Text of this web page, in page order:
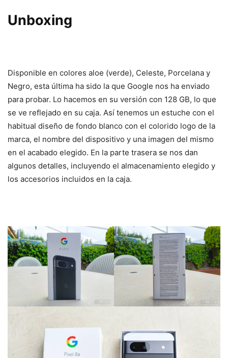
Unboxing
Disponible en colores aloe (verde), Celeste, Porcelana y
Negro, esta última ha sido la que Google nos ha enviado
para probar. Lo hacemos en su versión con 128 GB, lo que
se ve reflejado en su caja. Así tenemos un estuche con el
habitual diseño de fondo blanco con el colorido logo de la
marca, el nombre del dispositivo y una imagen del mismo
en el acabado elegido. En la parte trasera se nos dan
algunos detalles, incluyendo el almacenamiento elegido y
los accesorios incluidos en la caja.